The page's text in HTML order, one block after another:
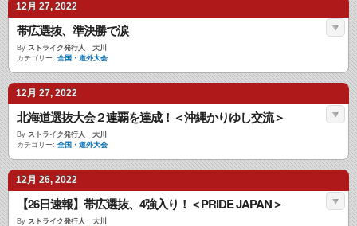
12月 27, 2022
帯広選抜、準決勝で涙
By ストライク発行人 大川
カテゴリー: 全国・道外大会
12月 27, 2022
北海道選抜大会２連覇を達成！＜沖縄かりゆし交流＞
By ストライク発行人 大川
カテゴリー: 全国・道外大会
12月 26, 2022
【26日速報】帯広選抜、4強入り！＜PRIDE JAPAN＞
By ストライク発行人 大川